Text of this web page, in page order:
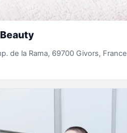
de la Rama, 69700 Givors, France